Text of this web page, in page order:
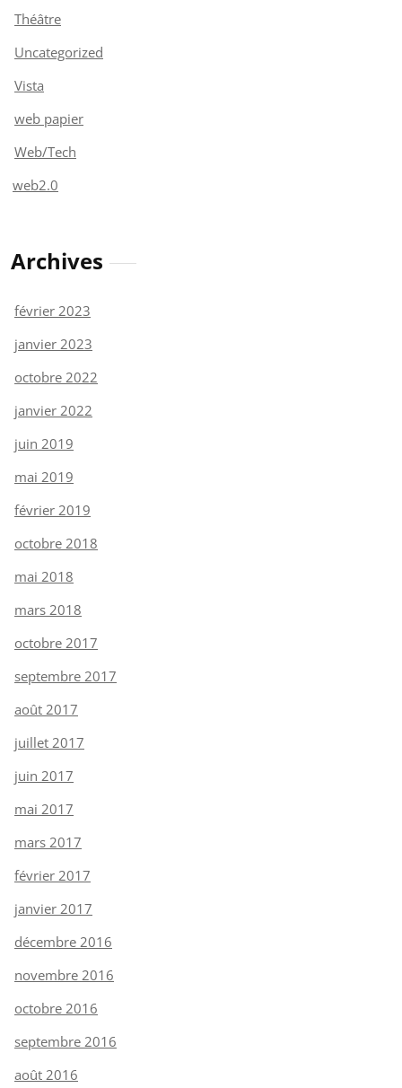
Théâtre
Uncategorized
Vista
web papier
Web/Tech
web2.0
Archives
février 2023
janvier 2023
octobre 2022
janvier 2022
juin 2019
mai 2019
février 2019
octobre 2018
mai 2018
mars 2018
octobre 2017
septembre 2017
août 2017
juillet 2017
juin 2017
mai 2017
mars 2017
février 2017
janvier 2017
décembre 2016
novembre 2016
octobre 2016
septembre 2016
août 2016